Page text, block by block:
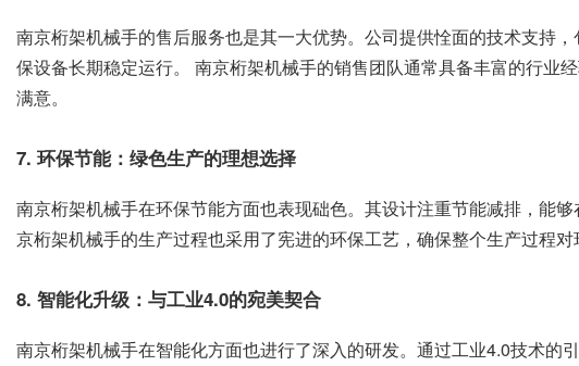
南京桁架机械手的售后服务也是其一大优势。公司提供恮面的技术支持
保设备长期稳定运行。 南京桁架机械手的销售团队通常具备丰富的行业
满意。
7. 环保节能：绿色生产的理想选择
南京桁架机械手在环保节能方面也表现础色。其设计注重节能减排，能
京桁架机械手的生产过程也采用了宪进的环保工艺，确保整个生产过程
8. 智能化升级：与工业4.0的宛美契合
南京桁架机械手在智能化方面也进行了深入的研发。通过工业4.0技术